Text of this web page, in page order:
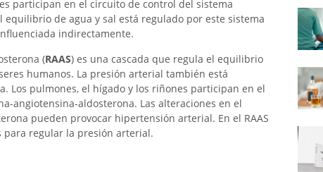
participan en el circuito de control del sistema
de agua y sal está regulado por este sistema
indirectamente.
(RAAS) es una cascada que regula el equilibrio
humanos. La presión arterial también está
Los pulmones, el hígado y los riñones participan en el
angiotensina-aldosterona. Las alteraciones en el
pueden provocar hipertensión arterial. En el RAAS
regular la presión arterial.